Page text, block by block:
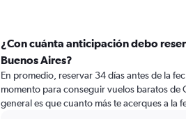
¿Con cuánta anticipación debo
Buenos Aires?
En promedio, reservar 34 días antes de la
momento para conseguir vuelos baratos de
general es que cuanto más te acerques a la